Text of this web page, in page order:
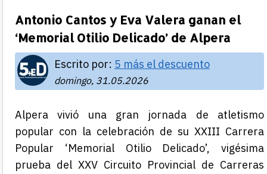
Antonio Cantos y Eva Valera ganan el
‘Memorial Otilio Delicado’ de Alpera
Escrito por: 5 más el descuento
domingo, 31.05.2026
Alpera vivió una gran jornada de atletismo
popular con la celebración de su XXIII Carrera
Popular ‘Memorial Otilio Delicado’, vigésima
prueba del XXV Circuito Provincial de Carreras